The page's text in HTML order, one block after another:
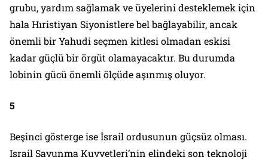
grubu, yardım sağlamak ve üyelerini desteklemek için
hala Hıristiyan Siyonistlere bel bağlayabilir, ancak
önemli bir Yahudi seçmen kitlesi olmadan eskisi
kadar güçlü bir örgüt olamayacaktır. Bu durumda
lobinin gücü önemli ölçüde aşınmış oluyor.
5
Beşinci gösterge ise İsrail ordusunun güçsüz olması.
Israil Savunma Kuvvetleri’nin elindeki son teknoloji